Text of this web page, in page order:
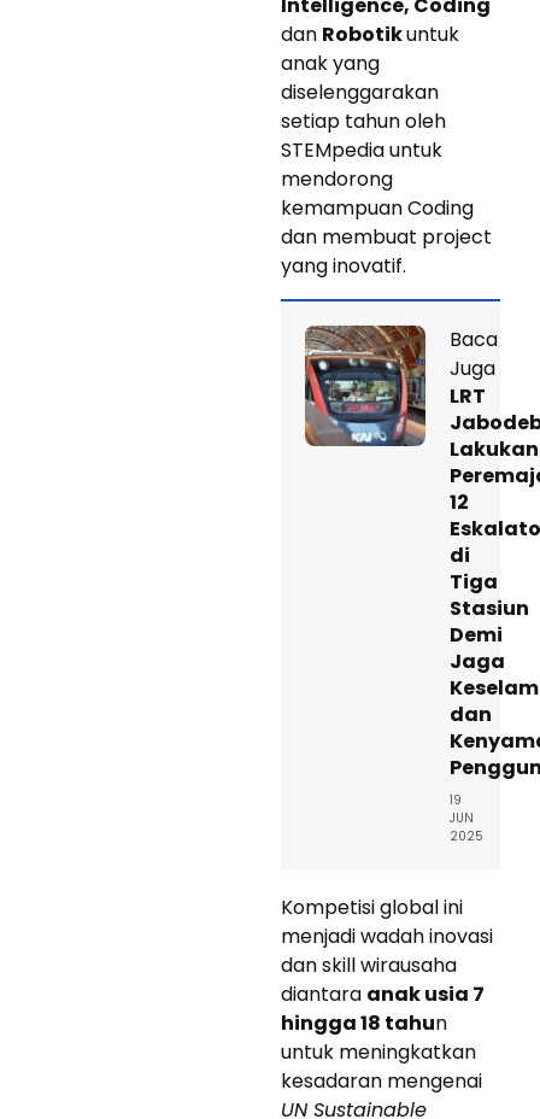
dan Robotikuntuk
anak yang
diselenggarakan
setiap tahun oleh
STEMpedia untuk
mendorong
kemampuan Coding
dan membuat project
yang inovatif.
Baca
Juga
LRT
Lakukan
12
di
Tiga
Stasiun
Demi
Jaga
dan
19
JUN
2025
Kompetisi global ini
menjadi wadah inovasi
dan skill wirausaha
diantara anak usia 7
hingga 18 tahun
untuk meningkatkan
kesadaran mengenai
UN Sustainable